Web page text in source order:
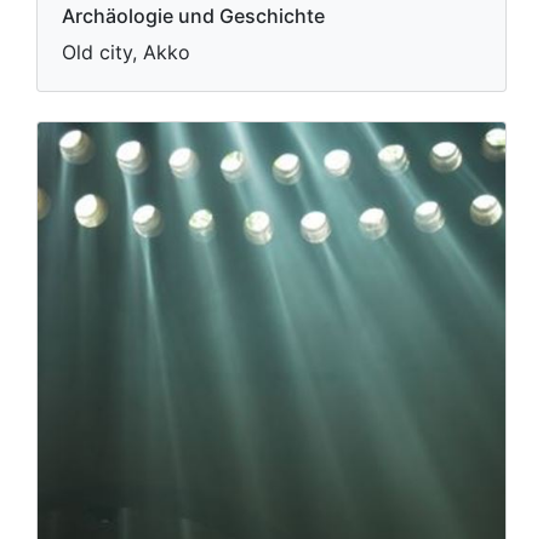
Archäologie und Geschichte
Old city, Akko